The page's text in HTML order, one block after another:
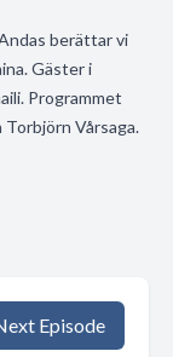
berättar vi
Gäster i
Programmet
Torbjörn Vårsaga.
Episode